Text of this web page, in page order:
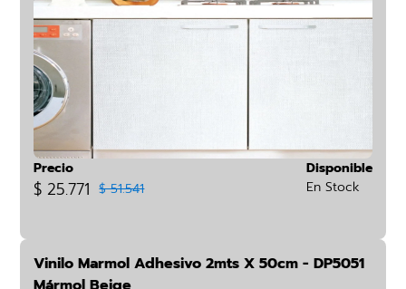
Precio
$ 25.771 $ 51.541
Disponible
En Stock
Vinilo Marmol Adhesivo 2mts X 50cm - DP5051